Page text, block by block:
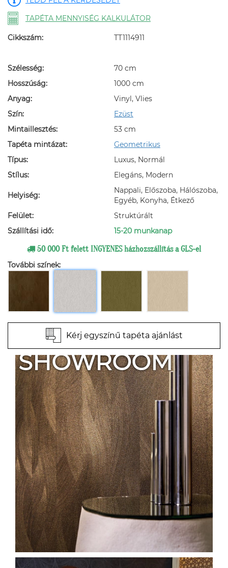
TAPÉTA MENNYISÉG KALKULÁTOR
Cikkszám: TT1114911
Szélesség:
70 cm
Hosszúság:
1000 cm
Anyag:
Vinyl, Vlies
Szín:
Ezüst
Mintaillesztés:
53 cm
Tapéta mintázat:
Geometrikus
Típus:
Luxus, Normál
Stílus:
Elegáns, Modern
Helyiség:
Nappali, Előszoba, Hálószoba,
Egyéb, Konyha, Étkező
Felület:
Struktúrált
Szállítási idő:
15-20 munkanap
50 000 Ft felett INGYENES házhozszállítás a GLS-el
További színek:
Kérj egyszínű tapéta ajánlást
SHOWROOM